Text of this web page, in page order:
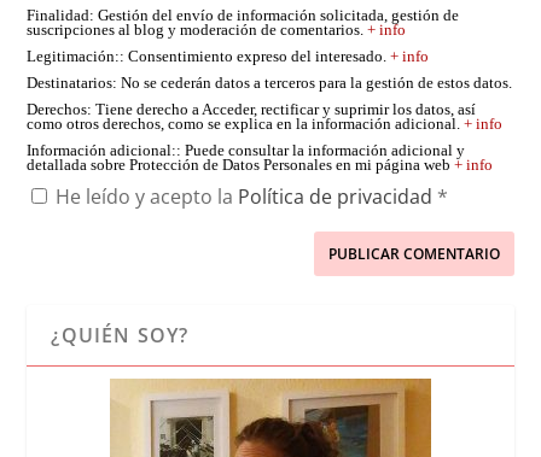
Finalidad: Gestión del envío de información solicitada, gestión de
suscripciones al blog y moderación de comentarios.+ info
Legitimación:: Consentimiento expreso del interesado.+ info
Destinatarios: No se cederán datos a terceros para la gestión de estos datos.
Derechos: Tiene derecho a Acceder, rectificar y suprimir los datos, así
como otros derechos, como se explica en la información adicional.+ info
Información adicional:: Puede consultar la información adicional y
detallada sobre Protección de Datos Personales en mi página web+ info
He leído y acepto la Política de privacidad *
¿QUIÉN SOY?